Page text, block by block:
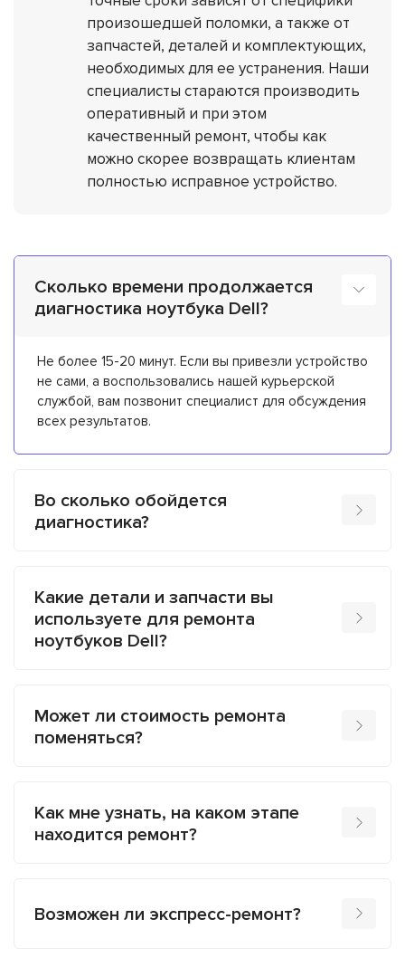
произошедшей поломки, а также от
запчастей, деталей и комплектующих,
необходимых для ее устранения. Наши
специалисты стараются производить
оперативный и при этом
качественный ремонт, чтобы как
можно скорее возвращать клиентам
полностью исправное устройство.
Сколько времени продолжается
диагностика ноутбука Dell?
Не более 15-20 минут. Если вы привезли устройство
не сами, а воспользовались нашей курьерской
службой, вам позвонит специалист для обсуждения
всех результатов.
Во сколько обойдется
диагностика?
Какие детали и запчасти вы
используете для ремонта
ноутбуков Dell?
Может ли стоимость ремонта
поменяться?
Как мне узнать, на каком этапе
находится ремонт?
Возможен ли экспресс-ремонт?